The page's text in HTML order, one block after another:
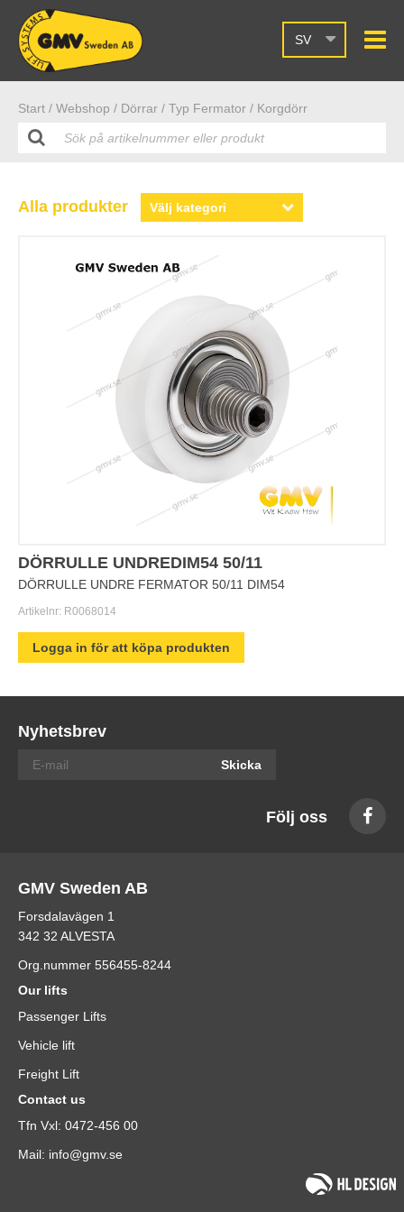
SV
Start / Webshop / Dörrar / Typ Fermator / Korgdörr
Alla produkter
DÖRRULLE UNDREDIM54 50/11
DÖRRULLE UNDRE FERMATOR 50/11 DIM54
Artikelnr: R0068014
Logga in för att köpa produkten
Nyhetsbrev
Skicka
Följ oss
GMV Sweden AB
Forsdalavägen 1
342 32 ALVESTA
Org.nummer 556455-8244
Our lifts
Passenger Lifts
Vehicle lift
Freight Lift
Contact us
Tfn Vxl: 0472-456 00
Mail: info@gmv.se